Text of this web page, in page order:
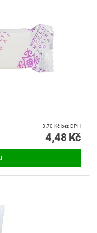
3,70 Kč bez DPH
4,48 Kč